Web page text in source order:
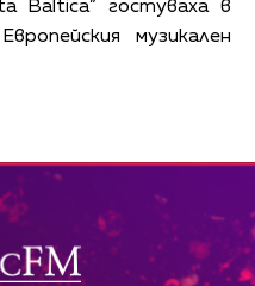
Baltica” гостуваха в
музикален